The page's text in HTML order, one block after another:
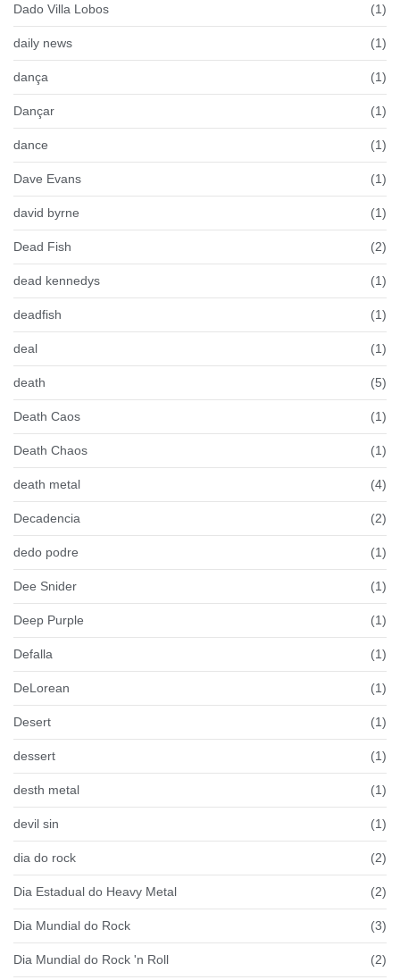
Dado Villa Lobos (1)
daily news (1)
dança (1)
Dançar (1)
dance (1)
Dave Evans (1)
david byrne (1)
Dead Fish (2)
dead kennedys (1)
deadfish (1)
deal (1)
death (5)
Death Caos (1)
Death Chaos (1)
death metal (4)
Decadencia (2)
dedo podre (1)
Dee Snider (1)
Deep Purple (1)
Defalla (1)
DeLorean (1)
Desert (1)
dessert (1)
desth metal (1)
devil sin (1)
dia do rock (2)
Dia Estadual do Heavy Metal (2)
Dia Mundial do Rock (3)
Dia Mundial do Rock 'n Roll (2)